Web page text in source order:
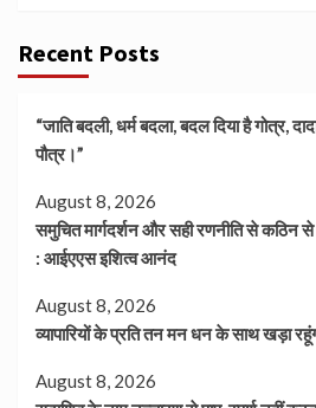
Recent Posts
“जाति बदली, धर्म बदला, बदल दिया है गोत्र,
पौत्र।”
August 8, 2026
समुचित मार्गदर्शन और सही रणनीति से कठिन
: आईएएस इशित्व आनंद
August 8, 2026
व्यापारियों के प्रति तन मन धन के साथ खड़ा
August 8, 2026